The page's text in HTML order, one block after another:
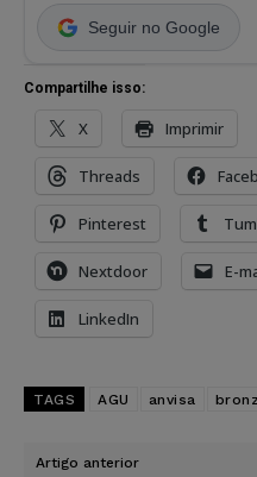
Seguir no Google
Compartilhe isso:
X Imprimir
Threads
Pinterest
Nextdoor E-
LinkedIn
TAGS AGU anvisa
Artigo anterior